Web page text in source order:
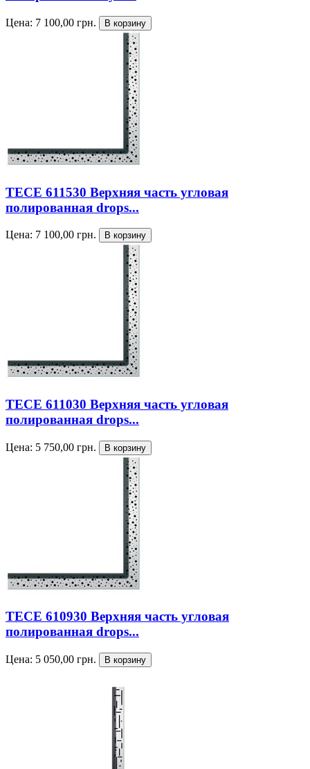
Цена: 7 100,00 грн.
TECE 611530 Верхняя часть угловая
полированная drops...
Цена: 7 100,00 грн.
TECE 611030 Верхняя часть угловая
полированная drops...
Цена: 5 750,00 грн.
TECE 610930 Верхняя часть угловая
полированная drops...
Цена: 5 050,00 грн.